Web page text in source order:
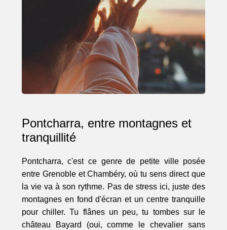
Pontcharra, entre montagnes et
tranquillité
Pontcharra, c'est ce genre de petite ville posée
entre Grenoble et Chambéry, où tu sens direct que
la vie va à son rythme. Pas de stress ici, juste des
montagnes en fond d'écran et un centre tranquille
pour chiller. Tu flânes un peu, tu tombes sur le
château Bayard (oui, comme le chevalier sans